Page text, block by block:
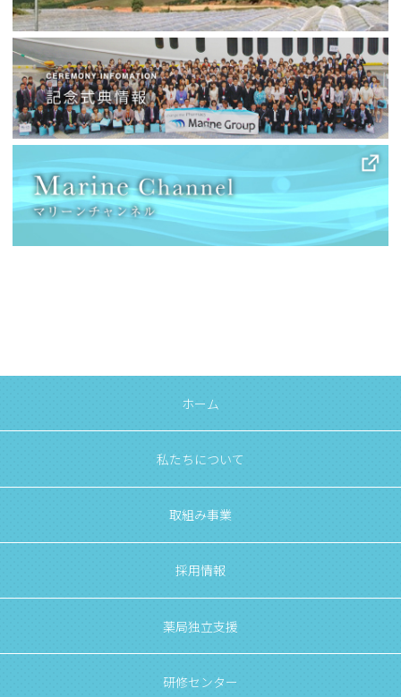
ホーム
私たちについて
取組み事業
採用情報
薬局独立支援
研修センター